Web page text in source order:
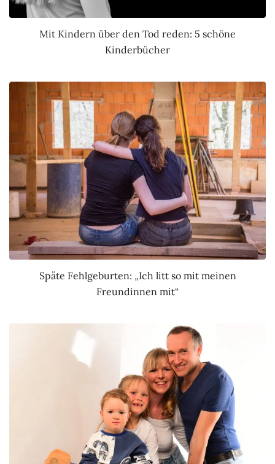
Mit Kindern über den Tod reden: 5 schöne
Kinderbücher
Späte Fehlgeburten: „Ich litt so mit meinen
Freundinnen mit“